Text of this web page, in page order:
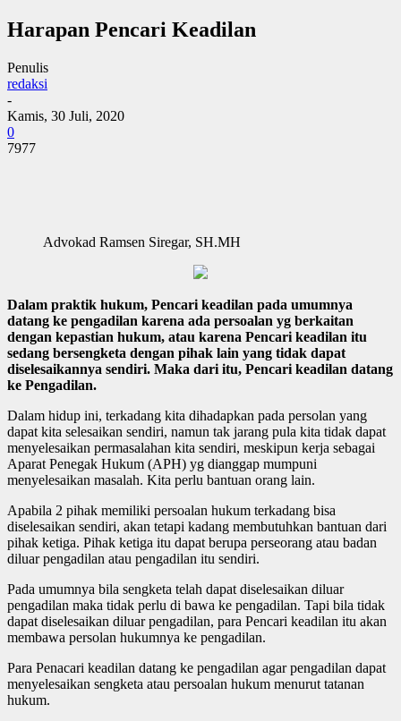
Harapan Pencari Keadilan
Penulis
redaksi
-
Kamis, 30 Juli, 2020
0
7977
Advokad Ramsen Siregar, SH.MH
Dalam praktik hukum, Pencari keadilan pada umumnya
datang ke pengadilan karena ada persoalan yg berkaitan
dengan kepastian hukum, atau karena Pencari keadilan itu
sedang bersengketa dengan pihak lain yang tidak dapat
diselesaikannya sendiri. Maka dari itu, Pencari keadilan datang
ke Pengadilan.
Dalam hidup ini, terkadang kita dihadapkan pada persolan yang
dapat kita selesaikan sendiri, namun tak jarang pula kita tidak dapat
menyelesaikan permasalahan kita sendiri, meskipun kerja sebagai
Aparat Penegak Hukum (APH) yg dianggap mumpuni
menyelesaikan masalah. Kita perlu bantuan orang lain.
Apabila 2 pihak memiliki persoalan hukum terkadang bisa
diselesaikan sendiri, akan tetapi kadang membutuhkan bantuan dari
pihak ketiga. Pihak ketiga itu dapat berupa perseorang atau badan
diluar pengadilan atau pengadilan itu sendiri.
Pada umumnya bila sengketa telah dapat diselesaikan diluar
pengadilan maka tidak perlu di bawa ke pengadilan. Tapi bila tidak
dapat diselesaikan diluar pengadilan, para Pencari keadilan itu akan
membawa persolan hukumnya ke pengadilan.
Para Penacari keadilan datang ke pengadilan agar pengadilan dapat
menyelesaikan sengketa atau persoalan hukum menurut tatanan
hukum.